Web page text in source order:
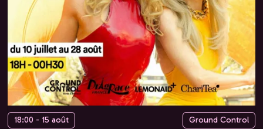
18:00 - 15 août Ground Control